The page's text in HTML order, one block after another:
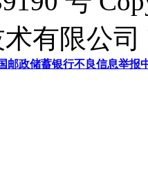
有限公司
邮政储蓄银行不良信息举报